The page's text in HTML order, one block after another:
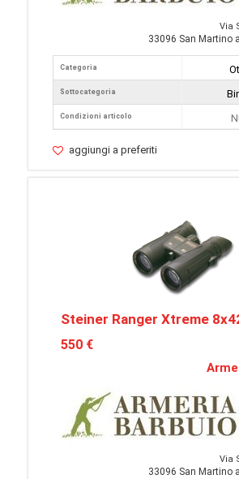
Via
33096 San Martino
Categoria
Sottocategoria
Condizioni articolo
aggiungi a preferiti
Steiner Ranger Xtreme
550 €
Via
33096 San Martino